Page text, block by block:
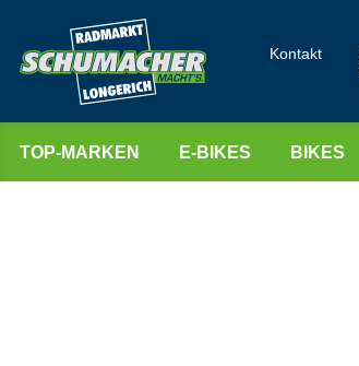
Kontakt
TOP-MARKEN E-BIKES BIKES